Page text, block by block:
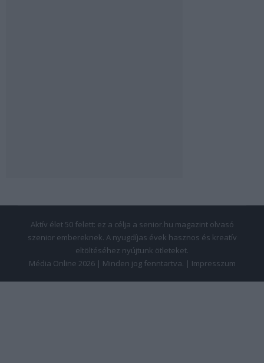
Aktív élet 50 felett: ez a célja a senior.hu magazint olvasó
szenior embereknek. A nyugdíjas évek hasznos és kreatív
eltöltéséhez nyújtunk ötleteket.
Média Online 2026 | Minden jog fenntartva. | Impresszum